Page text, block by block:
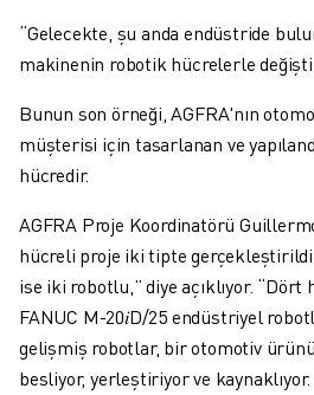
“Gelecekte, şu anda endüstride
makinenin robotik hücrelerle
Bunun son örneği, AGFRA'nın
müşterisi için tasarlanan ve
hücredir.
AGFRA Proje Koordinatörü
hücreli proje iki tipte
ise iki robotlu,” diye açıklıyor.
FANUC M-20𝑖D/25 endüstriyel
gelişmiş robotlar, bir otomotiv
besliyor, yerleştiriyor ve